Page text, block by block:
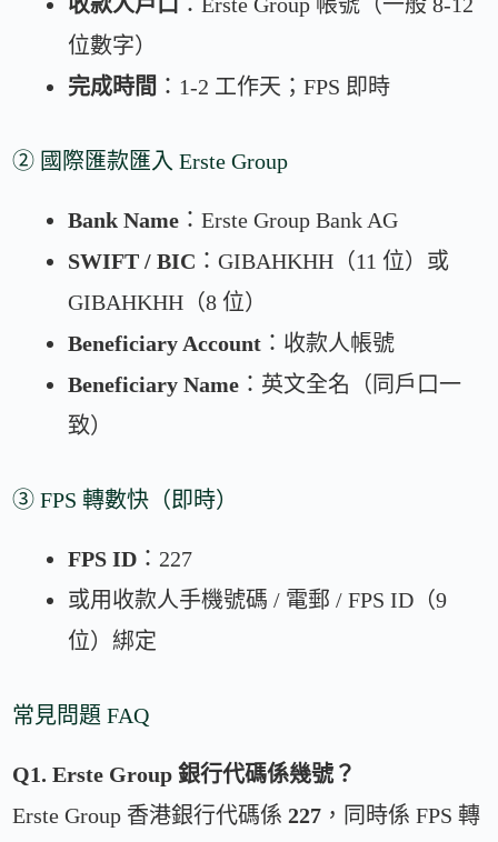
位數字）
完成時間 ：1-2 工作天；FPS 即時
② 國際匯款匯入 Erste Group
Bank Name ：Erste Group Bank AG
SWIFT / BIC ：GIBAHKHH（11 位）或
GIBAHKHH（8 位）
Beneficiary Account ：收款人帳號
Beneficiary Name ：英文全名（同戶口一
致）
③ FPS 轉數快（即時）
FPS ID ：227
或用收款人手機號碼 / 電郵 / FPS ID（9
位）綁定
常見問題 FAQ
Q1. Erste Group 銀行代碼係幾號？
Erste Group 香港銀行代碼係227 ，同時係 FPS 轉